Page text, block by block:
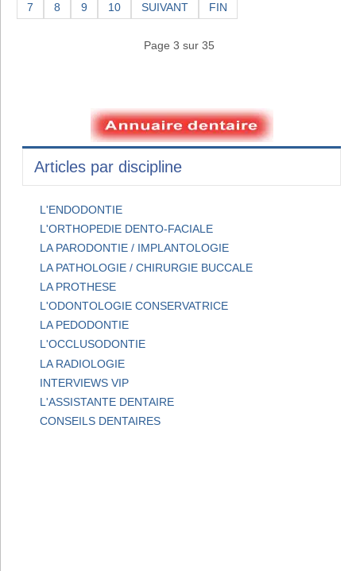
7 8 9 10 SUIVANT FIN
Page 3 sur 35
Articles par discipline
L'ENDODONTIE
L'ORTHOPEDIE DENTO-FACIALE
LA PARODONTIE / IMPLANTOLOGIE
LA PATHOLOGIE / CHIRURGIE BUCCALE
LA PROTHESE
L'ODONTOLOGIE CONSERVATRICE
LA PEDODONTIE
L'OCCLUSODONTIE
LA RADIOLOGIE
INTERVIEWS VIP
L'ASSISTANTE DENTAIRE
CONSEILS DENTAIRES